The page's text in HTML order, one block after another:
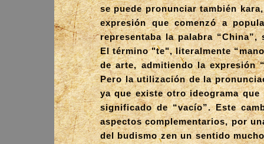
se puede pronunciar también
expresión que comenzó a
representaba la palabra
El término "te", literalmente
de arte, admitiendo la expresión
Pero la utilización de la
ya que existe otro ideograma
significado de “vacío”. Este
aspectos complementarios, por
del budismo zen un sentido